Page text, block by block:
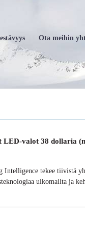
Ota meihin
valot 38 dollaria
Intelligence tekee tiivistä
ulkomailta ja